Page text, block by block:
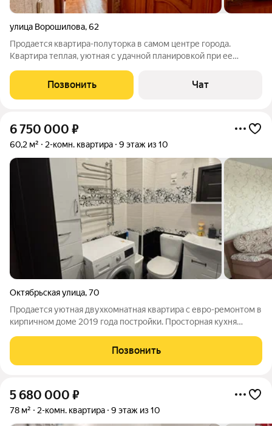
улица Ворошилова,62
Продается квартира-полуторка в самом центре города.
Квартира теплая, уютная с удачной планировкой при ее
собственник сможет воплотить идеи, по своему вкусу, в
новую жизнь. Отличный вариант для
Позвонить Чат
6 750 000 ₽
60,2 м² 2-комн. квартира 9 этаж из 10
Октябрьская улица,70
Продается уютная двухкомнатная квартира с евро-ремонтом в
кирпичном доме 2019 года постройки. Просторная кухня
стильной мебелью. Комнаты изолированные, что
обеспечивает комфорт и приватность. Из окон
Позвонить
5 680 000 ₽
78 м² 2-комн. квартира 9 этаж из 10